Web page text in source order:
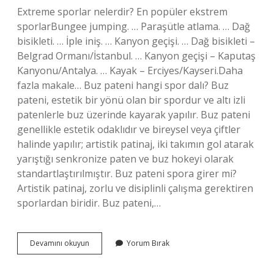
Extreme sporlar nelerdir? En popüler ekstrem
sporlarBungee jumping. … Paraşütle atlama. … Dağ
bisikleti. … İple iniş. … Kanyon geçişi. … Dağ bisikleti –
Belgrad Ormanı/İstanbul. … Kanyon geçişi – Kaputaş
Kanyonu/Antalya. … Kayak – Erciyes/Kayseri.Daha
fazla makale… Buz pateni hangi spor dalı? Buz
pateni, estetik bir yönü olan bir spordur ve altı izli
patenlerle buz üzerinde kayarak yapılır. Buz pateni
genellikle estetik odaklıdır ve bireysel veya çiftler
halinde yapılır; artistik patinaj, iki takımın gol atarak
yarıştığı senkronize paten ve buz hokeyi olarak
standartlaştırılmıştır. Buz pateni spora girer mi?
Artistik patinaj, zorlu ve disiplinli çalışma gerektiren
sporlardan biridir. Buz pateni,…
Devamını okuyun
Pateni
Yorum Bırak